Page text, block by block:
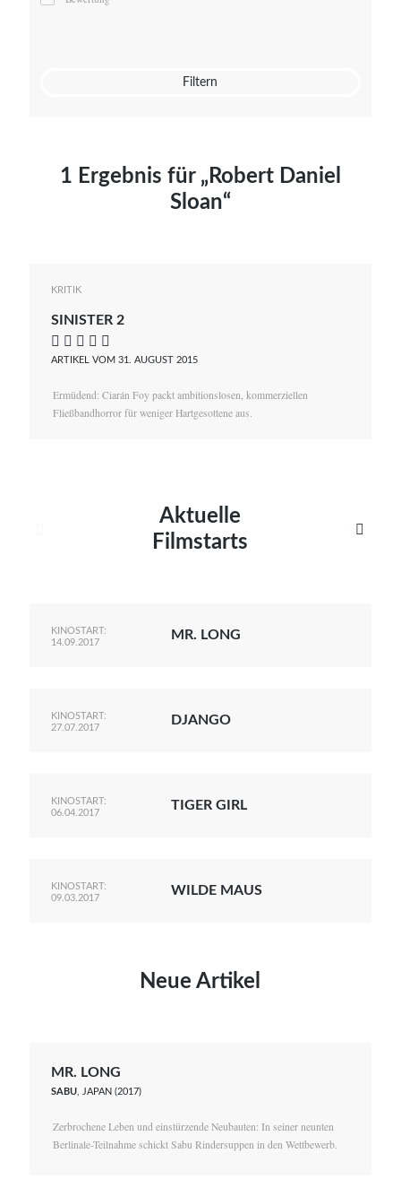
Mato von Vogelstein
Filtern
1 Ergebnis für „Robert Daniel
Sloan“
KRITIK
SINISTER 2
    
ARTIKEL VOM 31. AUGUST 2015
Ermüdend: Ciarán Foy packt ambitionslosen, kommerziellen
Fließbandhorror für weniger Hartgesottene aus.
Aktuelle
Filmstarts

KINOSTART:
14.09.2017
MR. LONG
KINOSTART:
27.07.2017
DJANGO
KINOSTART:
06.04.2017
TIGER GIRL
KINOSTART:
09.03.2017
WILDE MAUS
Neue Artikel
MR. LONG
SABU, JAPAN (2017)
Zerbrochene Leben und einstürzende Neubauten: In seiner neunten
Berlinale-Teilnahme schickt Sabu Rindersuppen in den Wettbewerb.